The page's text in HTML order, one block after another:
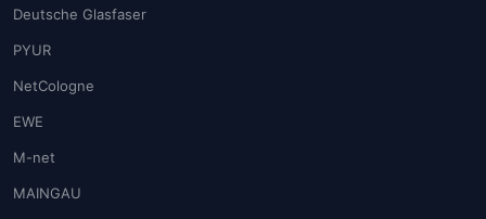
Deutsche Glasfaser
PYUR
NetCologne
EWE
M-net
MAINGAU